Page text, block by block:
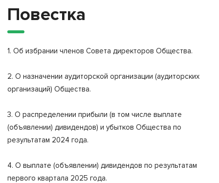
Повестка
1. Об избрании членов Совета директоров Общества.
2. О назначении аудиторской организации (аудиторских
организаций) Общества.
3. О распределении прибыли (в том числе выплате
(объявлении) дивидендов) и убытков Общества по
результатам 2024 года.
4. О выплате (объявлении) дивидендов по результатам
первого квартала 2025 года.